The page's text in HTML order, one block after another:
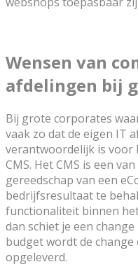
Wensen van
afdelingen bij
Bij grote corporates
vaak zo dat de eigen IT
verantwoordelijk is
CMS. Het CMS is een
gereedschap van een
bedrijfsresultaat te
functionaliteit binnen
dan schiet je een
budget wordt de
opgeleverd.